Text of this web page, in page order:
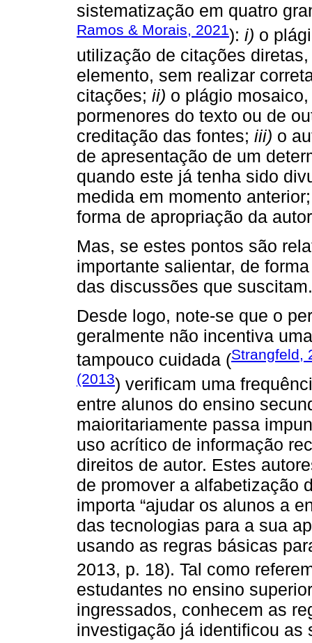
sistematização em quatro
Ramos & Morais, 2021): i) o
utilização de citações
elemento, sem realizar
citações; ii) o plágio
pormenores do texto ou de
creditação das fontes; iii) o
de apresentação de um
quando este já tenha sido
medida em momento
forma de apropriação da
Mas, se estes pontos são
importante salientar, de
das discussões que suscitam.
Desde logo, note-se que o
geralmente não incentiva
tampouco cuidada (Strangfeld,
(2013) verificam uma
entre alunos do ensino
maioritariamente passa
uso acrítico de informação
direitos de autor. Estes
de promover a alfabetização
importa “ajudar os alunos a
das tecnologias para a sua
usando as regras básicas
2013, p. 18). Tal como
estudantes no ensino
ingressados, conhecem as
investigação já identificou as